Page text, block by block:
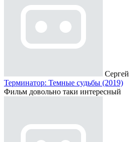
Сергей
Терминатор: Темные судьбы (2019)
Фильм довольно таки интересный